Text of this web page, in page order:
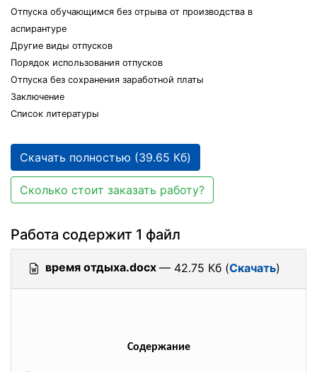
Отпуска обучающимся без отрыва от производства в
аспирантуре
Другие виды отпусков
Порядок использования отпусков
Отпуска без сохранения заработной платы
Заключение
Список литературы
Скачать полностью (39.65 Кб)
Сколько стоит заказать работу?
Работа содержит 1 файл
время отдыха.docx — 42.75 Кб (Скачать)
Содержание